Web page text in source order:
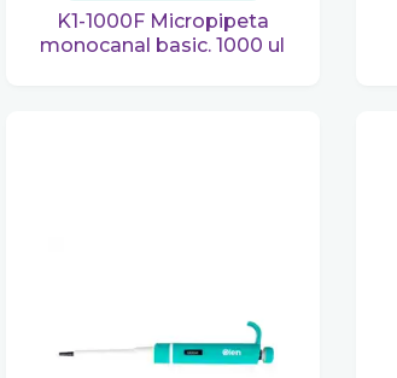
K1-1000F Micropipeta
monocanal basic. 1000 ul